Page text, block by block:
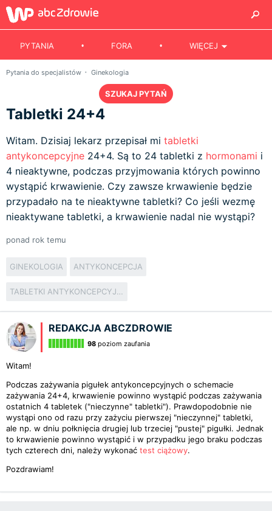
PYTANIA FORA WIĘCEJ
Pytania do specjalistów Ginekologia
SZUKAJ PYTAŃ
Tabletki 24+4
Witam. Dzisiaj lekarz przepisał mi tabletki
antykoncepcyjne 24+4. Są to 24 tabletki z hormonami i
4 nieaktywne, podczas przyjmowania których powinno
wystąpić krwawienie. Czy zawsze krwawienie będzie
przypadało na te nieaktywne tabletki? Co jeśli wezmę
nieaktywane tabletki, a krwawienie nadal nie wystąpi?
ponad rok temu
GINEKOLOGIA ANTYKONCEPCJA
TABLETKI ANTYKONCEPCYJNE
REDAKCJA ABCZDROWIE
98 poziom zaufania
Witam!
Podczas zażywania pigułek antykoncepcyjnych o schemacie
zażywania 24+4, krwawienie powinno wystąpić podczas zażywania
ostatnich 4 tabletek ("nieczynne" tabletki"). Prawdopodobnie nie
wystąpi ono od razu przy zażyciu pierwszej "nieczynnej" tabletki,
ale np. w dniu połknięcia drugiej lub trzeciej "pustej" pigułki. Jednak
to krwawienie powinno wystąpić i w przypadku jego braku podczas
tych czterech dni, należy wykonać test ciążowy.
Pozdrawiam!